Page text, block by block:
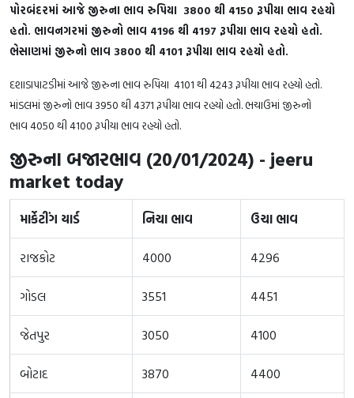
પોરબંદરમાં આજે જીરુના ભાવ રુપિયા 3800 થી 4150 રૂપીયા ભાવ રહયો
હતો. ભાવનગરમાં જીરુનો ભાવ 4196 થી 4197 રૂપીયા ભાવ રહયો હતો.
ભેસાણમાં જીરુનો ભાવ 3800 થી 4101 રૂપીયા ભાવ રહયો હતો.
દશાડાપાટડીમાં આજે જીરુના ભાવ રુપિયા 4101 થી 4243 રૂપીયા ભાવ રહયો હતો.
માંડલમાં જીરુનો ભાવ 3950 થી 4371 રૂપીયા ભાવ રહયો હતો. ભચાઉમાં જીરુનો
ભાવ 4050 થી 4100 રૂપીયા ભાવ રહયો હતો.
જીરુના બજારભાવ (20/01/2024) - jeeru
market today
માર્કેટીંગ યાર્ડ નિચા ભાવ ઉચા ભાવ
રાજકોટ 4000 4296
ગોડલ 3551 4451
જેતપુર 3050 4100
બોટાદ 3870 4400